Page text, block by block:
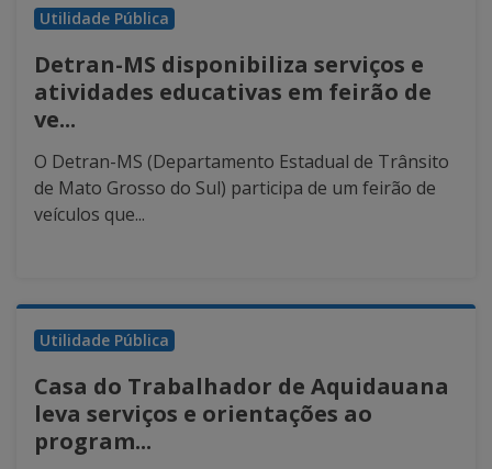
Utilidade Pública
Detran-MS disponibiliza serviços e
atividades educativas em feirão de
ve...
O Detran-MS (Departamento Estadual de Trânsito
de Mato Grosso do Sul) participa de um feirão de
veículos que...
Utilidade Pública
Casa do Trabalhador de Aquidauana
leva serviços e orientações ao
program...